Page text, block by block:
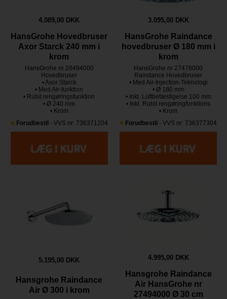
4.089,00 DKK
HansGrohe Hovedbruser
Axor Starck 240 mm i
krom
HansGrohe nr 28494000
Hovedbruser
• Axor Starck
• Med Air-funktion
• Rubit rengøringsfunktion
• Ø 240 mm
• Krom
Forudbestil - VVS nr: 736371204
3.095,00 DKK
HansGrohe Raindance
hovedbruser Ø 180 mm i
krom
HansGrohe nr 27478000
Raindance Hovedbruser
• Med Air-Injection-Teknologi
• Ø 180 mm
• Inkl. Loftbefæstigelse 100 mm
• Inkl. Rubit rengøringfunktions
• Krom
Forudbestil - VVS nr: 736377304
5.195,00 DKK
Hansgrohe Raindance
Air Ø 300 i krom
4.995,00 DKK
Hansgrohe Raindance
Air HansGrohe nr
27494000 Ø 30 cm